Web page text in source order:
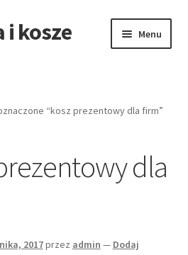
i kosze
Menu
Shortcode
“kosz prezentowy dla firm”
dla
2017przez admin — Dodaj